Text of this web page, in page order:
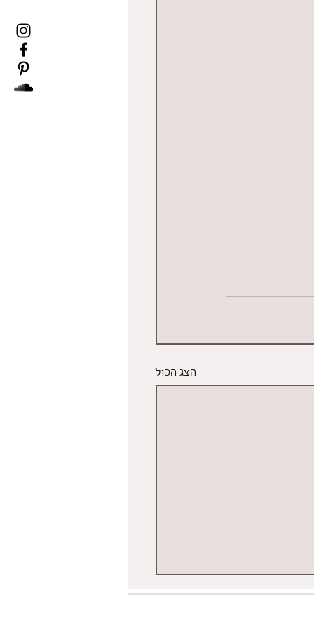
הצג הכול